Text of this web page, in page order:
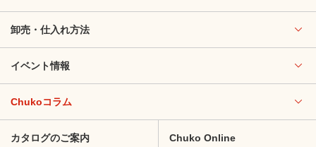
卸売・仕入れ方法
イベント情報
Chukoコラム
カタログのご案内 Chuko Online